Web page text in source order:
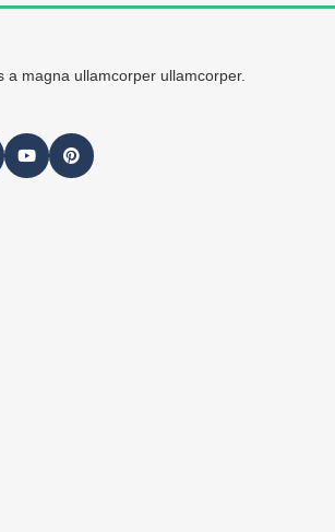
a magna ullamcorper ullamcorper.